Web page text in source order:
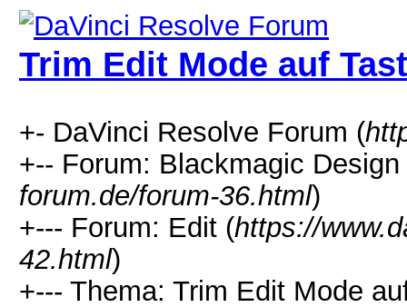
Trim Edit Mode auf
+- DaVinci Resolve Forum (
+-- Forum: Blackmagic Design
forum.de/forum-36.html)
+--- Forum: Edit (https://
42.html)
+--- Thema: Trim Edit Mode